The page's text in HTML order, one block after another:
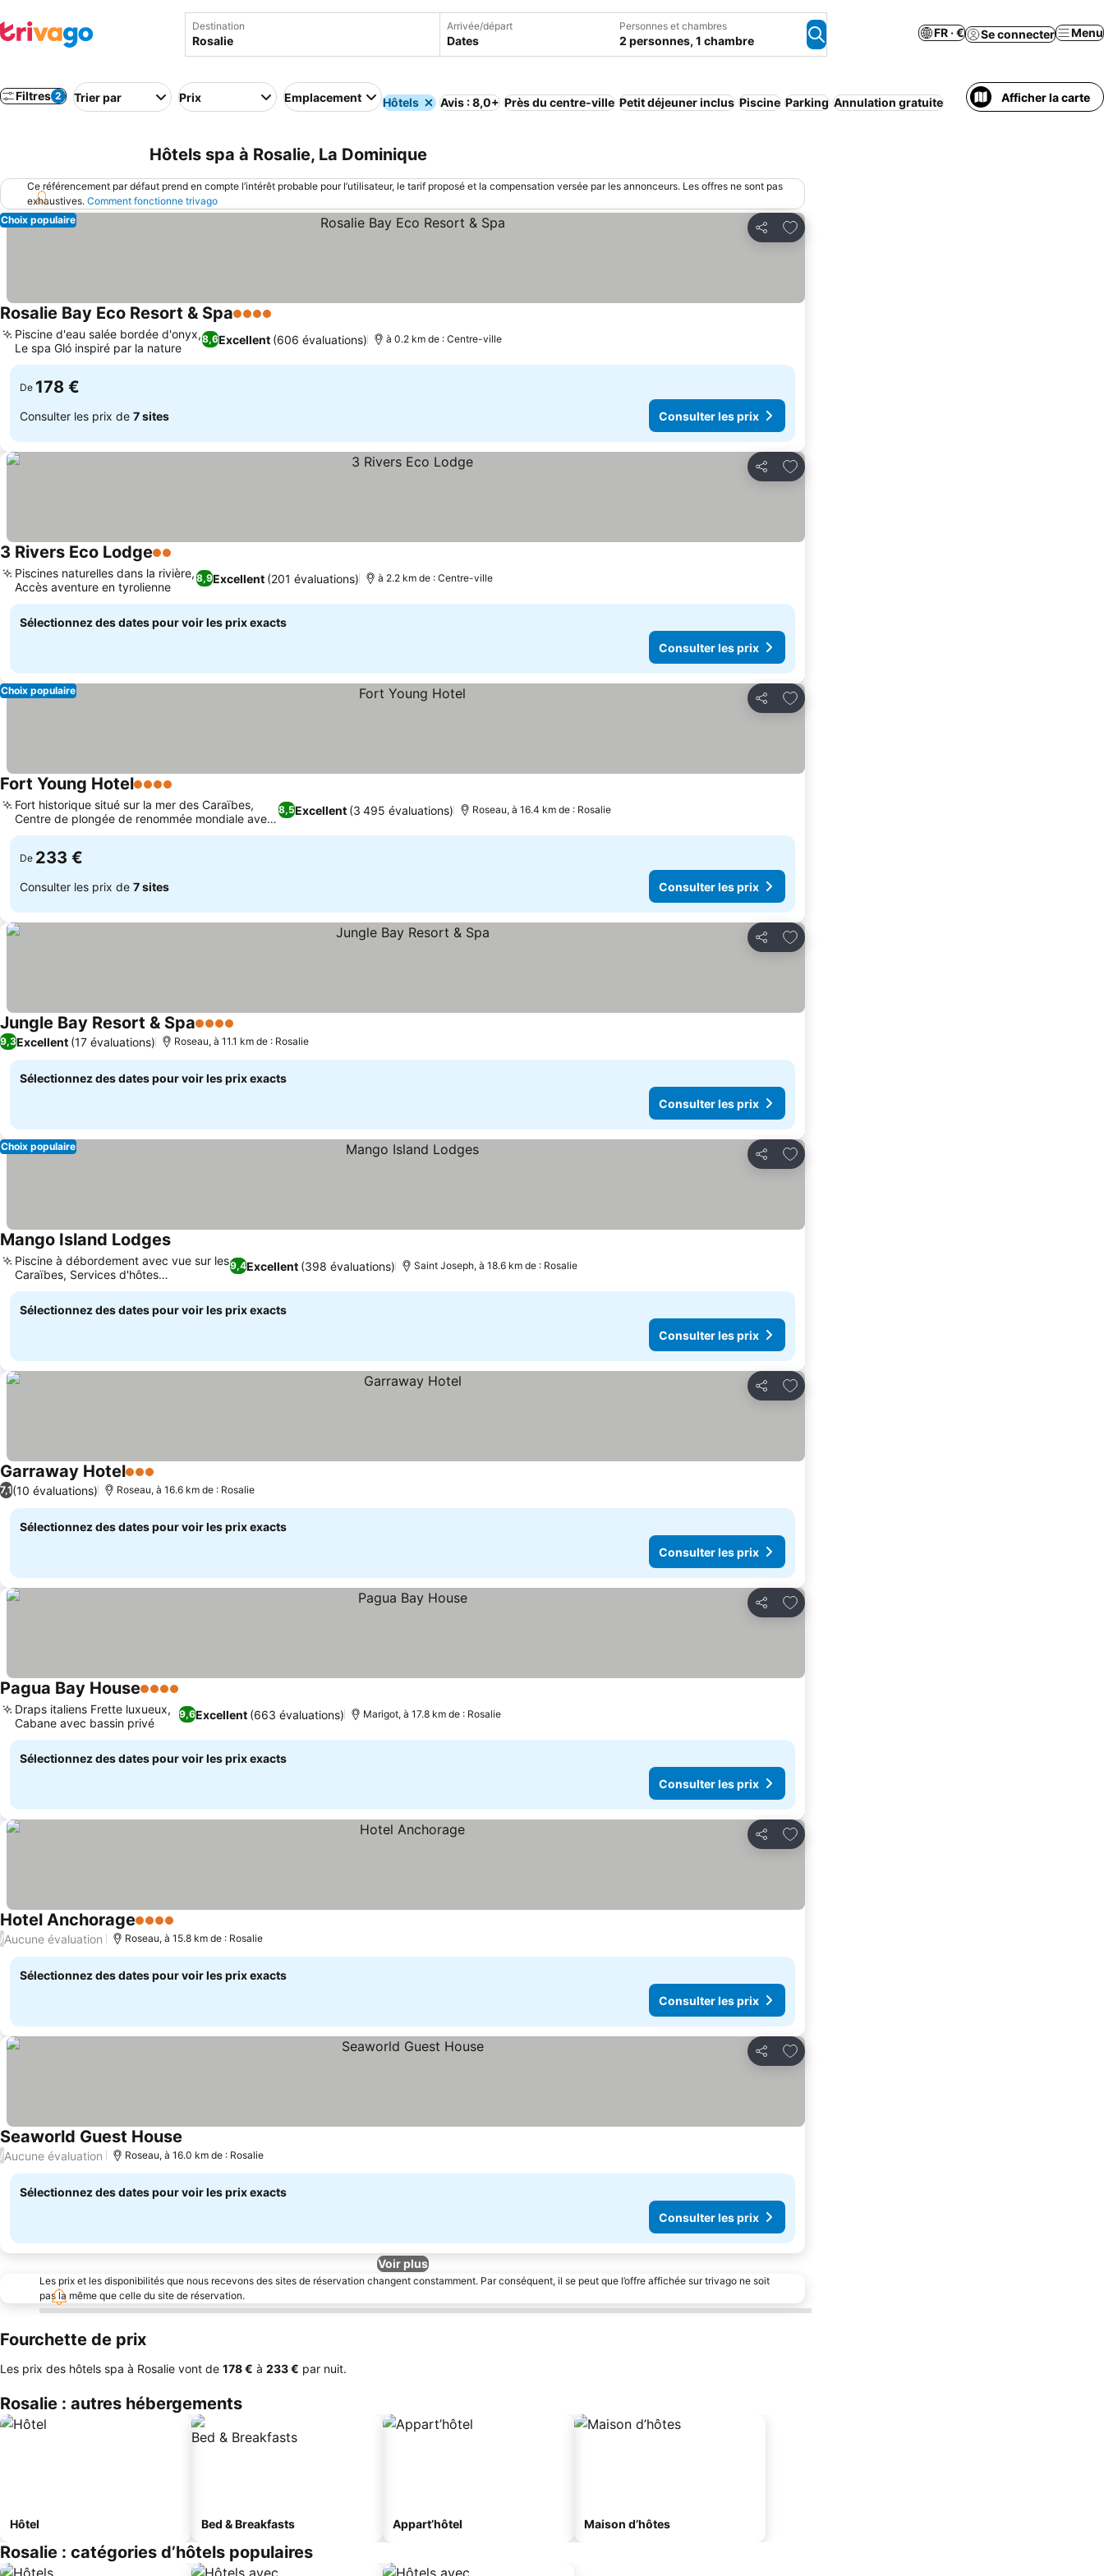
Destination Arrivée/départ
Dates
Personnes et chambres
2 personnes, 1 chambre
FR · € Se connecter Menu
Filtres 2 Trier par Prix Emplacement Hôtels Avis : 8,0+ Près du centre-ville Petit déjeuner inclus Piscine Parking Annulation gratuite Afficher la carte
Hôtels spa à Rosalie, La Dominique
Ce référencement par défaut prend en compte l’intérêt probable pour l’utilisateur, le tarif proposé et la compensation versée par les annonceurs. Les offres ne sont pas
exhaustives. Comment fonctionne trivago
Partager
Ajouter à mes favoris
Choix populaire
Rosalie Bay Eco Resort & Spa4 Étoiles
8,6Excellent (606 évaluations)
Piscine d'eau salée bordée d'onyx,
Le spa Gló inspiré par la nature
à 0.2 km de : Centre-ville
De 178 €
Consulter les prix de 7 sites Consulter les prix
Partager
Ajouter à mes favoris
3 Rivers Eco Lodge2 Étoiles
8,9Excellent (201 évaluations)
Piscines naturelles dans la rivière,
Accès aventure en tyrolienne
à 2.2 km de : Centre-ville
Sélectionnez des dates pour voir les prix exacts
Consulter les prix
Partager
Ajouter à mes favoris
Choix populaire
Fort Young Hotel4 Étoiles
8,5Excellent (3 495 évaluations)
Fort historique situé sur la mer des Caraïbes,
Centre de plongée de renommée mondiale avec
de nouveaux bateaux
Roseau, à 16.4 km de : Rosalie
De 233 €
Consulter les prix de 7 sites Consulter les prix
Partager
Ajouter à mes favoris
Jungle Bay Resort & Spa4 Étoiles
9,3Excellent (17 évaluations) Roseau, à 11.1 km de : Rosalie
Sélectionnez des dates pour voir les prix exacts
Consulter les prix
Partager
Ajouter à mes favoris
Choix populaire
Mango Island Lodges
9,4Excellent (398 évaluations)
Piscine à débordement avec vue sur les
Caraïbes, Services d'hôtes
personnalisés
Saint Joseph, à 18.6 km de : Rosalie
Sélectionnez des dates pour voir les prix exacts
Consulter les prix
Partager
Ajouter à mes favoris
Garraway Hotel3 Étoiles
7,1(10 évaluations) Roseau, à 16.6 km de : Rosalie
Sélectionnez des dates pour voir les prix exacts
Consulter les prix
Partager
Ajouter à mes favoris
Pagua Bay House4 Étoiles
9,6Excellent (663 évaluations)
Draps italiens Frette luxueux,
Cabane avec bassin privé
Marigot, à 17.8 km de : Rosalie
Sélectionnez des dates pour voir les prix exacts
Consulter les prix
Partager
Ajouter à mes favoris
Hotel Anchorage4 Étoiles
/Aucune évaluation Roseau, à 15.8 km de : Rosalie
Sélectionnez des dates pour voir les prix exacts
Consulter les prix
Partager
Ajouter à mes favoris
Seaworld Guest House
/Aucune évaluation Roseau, à 16.0 km de : Rosalie
Sélectionnez des dates pour voir les prix exacts
Consulter les prix
Voir plus
Les prix et les disponibilités que nous recevons des sites de réservation changent constamment. Par conséquent, il se peut que l’offre affichée sur trivago ne soit
pas la même que celle du site de réservation.
Fourchette de prix
Les prix des hôtels spa à Rosalie vont de ‎178 € à ‎233 € par nuit.
Rosalie : autres hébergements
Hôtel Bed & Breakfasts Appart’hôtel Maison d’hôtes
Rosalie : catégories d’hôtels populaires